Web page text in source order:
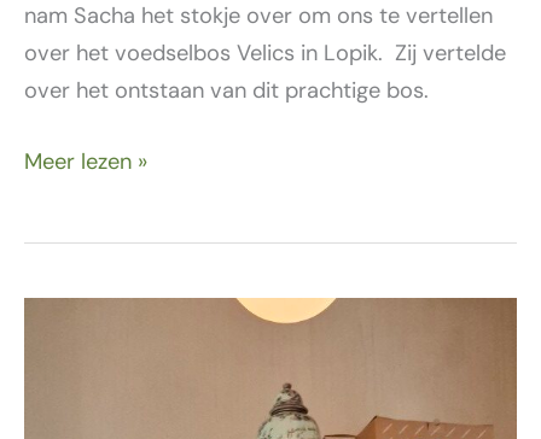
nam Sacha het stokje over om ons te vertellen
over het voedselbos Velics in Lopik. Zij vertelde
over het ontstaan van dit prachtige bos.
Meer lezen »